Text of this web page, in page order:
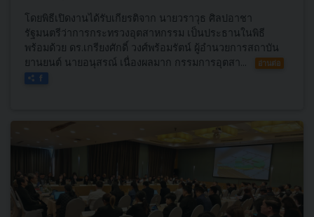
โดยพิธีเปิดงานได้รับเกียรติจาก นายวราวุธ ศิลปอาชา
รัฐมนตรีว่าการกระทรวงอุตสาหกรรม เป็นประธานในพิธี
พร้อมด้วย ดร.เกรียงศักดิ์ วงศ์พร้อมรัตน์ ผู้อำนวยการสถาบัน
ยานยนต์ นายอนุสรณ์ เนื่องผลมาก กรรมการอุตสา...
อ่านต่อ